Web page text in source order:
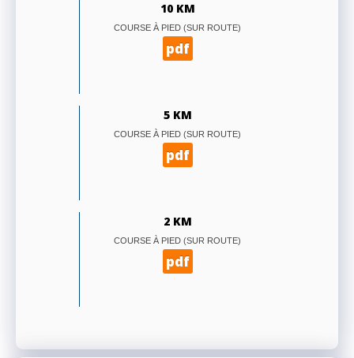
10 KM
COURSE À PIED (SUR ROUTE)
pdf
5 KM
COURSE À PIED (SUR ROUTE)
pdf
2 KM
COURSE À PIED (SUR ROUTE)
pdf